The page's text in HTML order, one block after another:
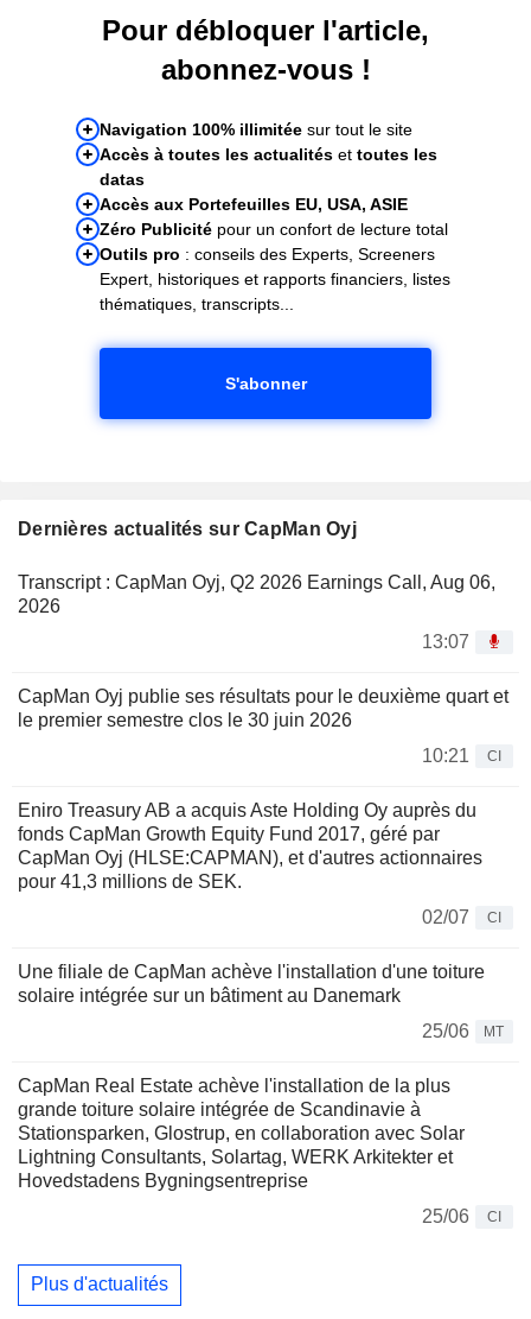
Pour débloquer l'article,
abonnez-vous !
Navigation 100% illimitée sur tout le site
Accès à toutes les actualités et toutes les
datas
Accès aux Portefeuilles EU, USA, ASIE
Zéro Publicité pour un confort de lecture total
Outils pro : conseils des Experts, Screeners
Expert, historiques et rapports financiers, listes
thématiques, transcripts...
S'abonner
Dernières actualités sur CapMan Oyj
Transcript : CapMan Oyj, Q2 2026 Earnings Call, Aug 06,
2026
13:07
CapMan Oyj publie ses résultats pour le deuxième quart et
le premier semestre clos le 30 juin 2026
10:21
CI
Eniro Treasury AB a acquis Aste Holding Oy auprès du
fonds CapMan Growth Equity Fund 2017, géré par
CapMan Oyj (HLSE:CAPMAN), et d'autres actionnaires
pour 41,3 millions de SEK.
02/07
CI
Une filiale de CapMan achève l'installation d'une toiture
solaire intégrée sur un bâtiment au Danemark
25/06
MT
CapMan Real Estate achève l'installation de la plus
grande toiture solaire intégrée de Scandinavie à
Stationsparken, Glostrup, en collaboration avec Solar
Lightning Consultants, Solartag, WERK Arkitekter et
Hovedstadens Bygningsentreprise
25/06
CI
Plus d'actualités